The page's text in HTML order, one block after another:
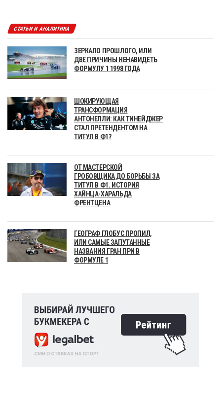
СТАТЬИ И АНАЛИТИКА
ЗЕРКАЛО ПРОШЛОГО, ИЛИ
ДВЕ ПРИЧИНЫ НЕНАВИДЕТЬ
ФОРМУЛУ 1 1998 ГОДА
ШОКИРУЮЩАЯ
ТРАНСФОРМАЦИЯ
АНТОНЕЛЛИ: КАК ТИНЕЙДЖЕР
СТАЛ ПРЕТЕНДЕНТОМ НА
ТИТУЛ В Ф1?
ОТ МАСТЕРСКОЙ
ГРОБОВЩИКА ДО БОРЬБЫ ЗА
ТИТУЛ В Ф1. ИСТОРИЯ
ХАЙНЦА-ХАРАЛЬДА
ФРЕНТЦЕНА
ГЕОГРАФ ГЛОБУС ПРОПИЛ,
ИЛИ САМЫЕ ЗАПУТАННЫЕ
НАЗВАНИЯ ГРАН ПРИ В
ФОРМУЛЕ 1